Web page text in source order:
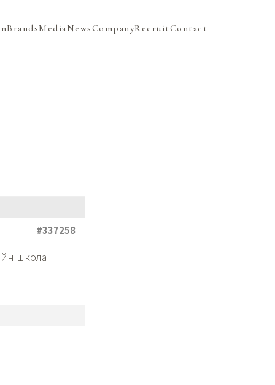
BrandsMediaNewsCompanyRecruitContact
#337258
школа